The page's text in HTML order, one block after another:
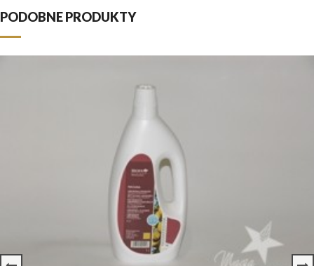
PODOBNE PRODUKTY